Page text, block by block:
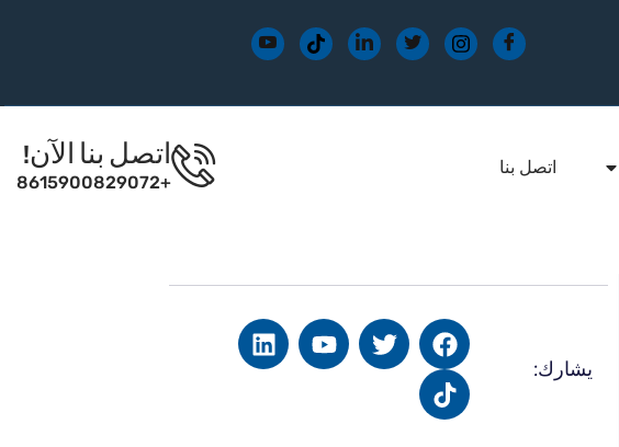
اتصل بنا اتصل بنا الآن!
+8615900829072
يشارك: